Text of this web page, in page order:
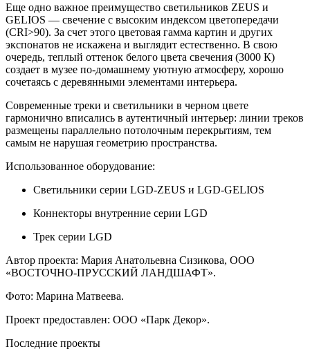
Еще одно важное преимущество светильников ZEUS и
GELIOS — свечение с высоким индексом цветопередачи
(CRI>90). За счет этого цветовая гамма картин и других
экспонатов не искажена и выглядит естественно. В свою
очередь, теплый оттенок белого цвета свечения (3000 К)
создает в музее по-домашнему уютную атмосферу, хорошо
сочетаясь с деревянными элементами интерьера.
Современные треки и светильники в черном цвете
гармонично вписались в аутентичный интерьер: линии треков
размещены параллельно потолочным перекрытиям, тем
самым не нарушая геометрию пространства.
Использованное оборудование:
Светильники серии LGD-ZEUS и LGD-GELIOS
Коннекторы внутренние серии LGD
Трек серии LGD
Автор проекта: Мария Анатольевна Сизикова, ООО
«ВОСТОЧНО-ПРУССКИЙ ЛАНДШАФТ».
Фото: Марина Матвеева.
Проект предоставлен: ООО «Парк Декор».
Последние проекты